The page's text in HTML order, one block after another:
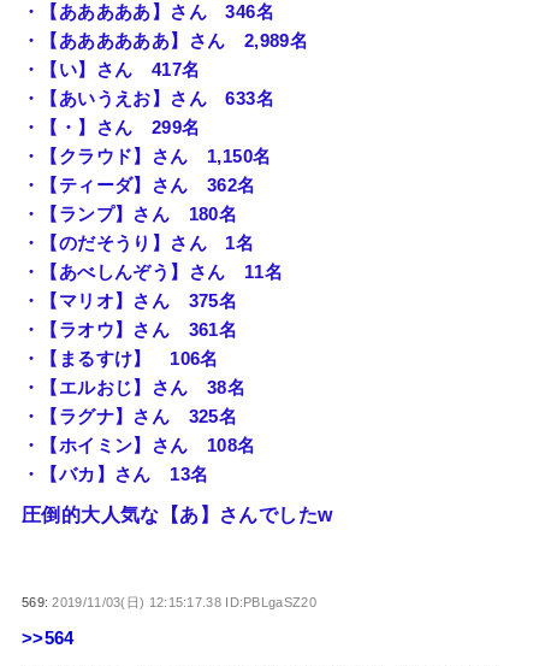
・【あああああ】さん 346名
・【ああああああ】さん 2,989名
・【い】さん 417名
・【あいうえお】さん 633名
・【・】さん 299名
・【クラウド】さん 1,150名
・【ティーダ】さん 362名
・【ランプ】さん 180名
・【のだそうり】さん 1名
・【あべしんぞう】さん 11名
・【マリオ】さん 375名
・【ラオウ】さん 361名
・【まるすけ】 106名
・【エルおじ】さん 38名
・【ラグナ】さん 325名
・【ホイミン】さん 108名
・【バカ】さん 13名
圧倒的大人気な【あ】さんでしたw
569:2019/11/03(日) 12:15:17.38 ID:PBLgaSZ20
>>564